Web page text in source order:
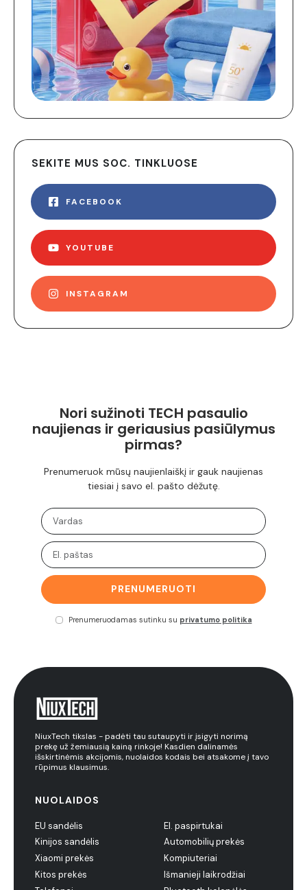
SEKITE MUS SOC. TINKLUOSE
FACEBOOK
YOUTUBE
INSTAGRAM
Nori sužinoti TECH pasaulio
naujienas ir geriausius pasiūlymus
pirmas?
Prenumeruok mūsų naujienlaiškį ir gauk naujienas
tiesiai į savo el. pašto dėžutę.
PRENUMERUOTI
Prenumeruodamas sutinku su privatumo politika
NiuxTech tikslas - padėti tau sutaupyti ir įsigyti norimą
prekę už žemiausią kainą rinkoje! Kasdien dalinamės
išskirtinėmis akcijomis, nuolaidos kodais bei atsakome į tavo
rūpimus klausimus.
NUOLAIDOS
EU sandėlis
Kinijos sandėlis
Xiaomi prekės
Kitos prekės
El. paspirtukai
Automobilių prekės
Kompiuteriai
Išmanieji laikrodžiai